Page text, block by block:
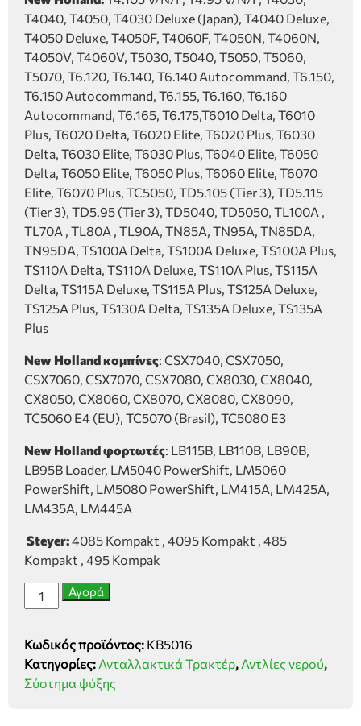
T4040, T4050, T4030 Deluxe (Japan), T4040 Deluxe,
T4050 Deluxe, T4050F, T4060F, T4050N, T4060N,
T4050V, T4060V, T5030, T5040, T5050, T5060,
T5070, T6.120, T6.140, T6.140 Autocommand, T6.150,
T6.150 Autocommand, T6.155, T6.160, T6.160
Autocommand, T6.165, T6.175,T6010 Delta, T6010
Plus, T6020 Delta, T6020 Elite, T6020 Plus, T6030
Delta, T6030 Elite, T6030 Plus, T6040 Elite, T6050
Delta, T6050 Elite, T6050 Plus, T6060 Elite, T6070
Elite, T6070 Plus, TC5050, TD5.105 (Tier 3), TD5.115
(Tier 3), TD5.95 (Tier 3), TD5040, TD5050, TL100A ,
TL70A , TL80A , TL90A, TN85A, TN95A, TN85DA,
TN95DA, TS100A Delta, TS100A Deluxe, TS100A Plus,
TS110A Delta, TS110A Deluxe, TS110A Plus, TS115A
Delta, TS115A Deluxe, TS115A Plus, TS125A Deluxe,
TS125A Plus, TS130A Delta, TS135A Deluxe, TS135A
Plus
New Holland κομπίνες: CSX7040, CSX7050,
CSX7060, CSX7070, CSX7080, CX8030, CX8040,
CX8050, CX8060, CX8070, CX8080, CX8090,
TC5060 E4 (EU), TC5070 (Brasil), TC5080 E3
New Holland φορτωτές: LB115B, LB110B, LB90B,
LB95B Loader, LM5040 PowerShift, LM5060
PowerShift, LM5080 PowerShift, LM415A, LM425A,
LM435A, LM445A
Steyer:4085 Kompakt , 4095 Kompakt , 485
Kompakt , 495 Kompak
Αντλία
νερού
IHC,
New
Holland,
Αγορά
Κωδικός προϊόντος: ΚΒ5016
Κατηγορίες: Ανταλλακτικά Τρακτέρ, Αντλίες νερού,
Σύστημα ψύξης